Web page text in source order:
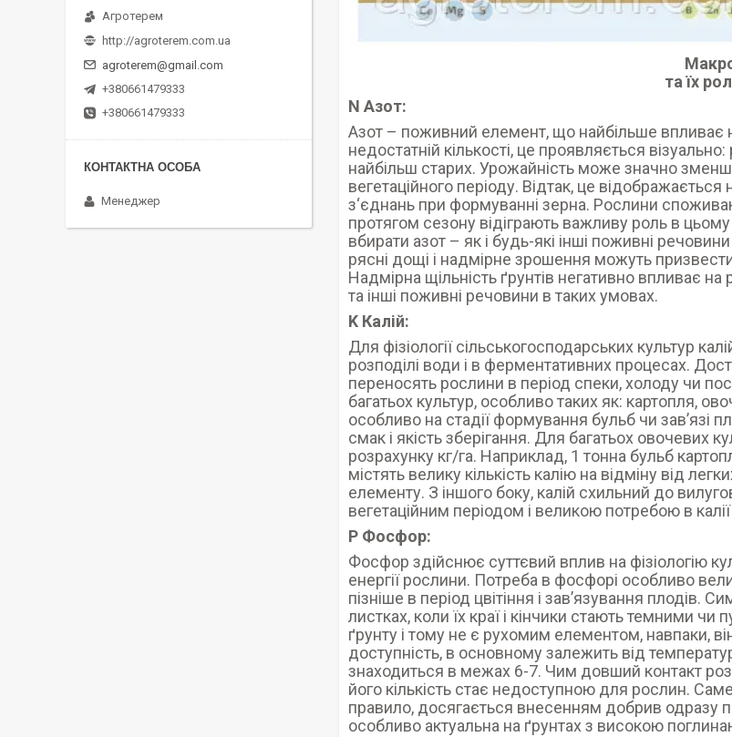
та їх
N Азот:
Азот – поживний елемент, що найбільше впливає
недостатній кількості, це проявляється
найбільш старих. Урожайність може значно
вегетаційного періоду. Відтак, це
з‘єднань при формуванні зерна. Рослини
протягом сезону відіграють важливу роль в
вбирати азот – як і будь-які інші поживні
рясні дощі і надмірне зрошення можуть
Надмірна щільність ґрунтів негативно впливає
та інші поживні речовини в таких умовах.
K Калій:
Для фізіології сільськогосподарських культур
розподілі води і в ферментативних процесах.
переносять рослини в період спеки, холоду чи
багатьох культур, особливо таких як: картопля,
особливо на стадії формування бульб чи зав’язі
смак і якість зберігання. Для багатьох овочевих
розрахунку кг/га. Наприклад, 1 тонна бульб
містять велику кількість калію на відміну від
елементу. З іншого боку, калій схильний до
вегетаційним періодом і великою потребою в
P Фосфор:
Фосфор здійснює суттєвий вплив на фізіологію
енергії рослини. Потреба в фосфорі особливо
пізніше в період цвітіння і зав’язування
листках, коли їх краї і кінчики стають темними
ґрунту і тому не є рухомим елементом, навпаки,
доступність, в основному залежить від
знаходиться в межах 6-7. Чим довший контакт
його кількість стає недоступною для рослин.
правило, досягається внесенням добрив одразу
особливо актуальна на ґрунтах з високою
Агротерем
http://agroterem.com.ua
agroterem@gmail.com
+380661479333
+380661479333
Менеджер